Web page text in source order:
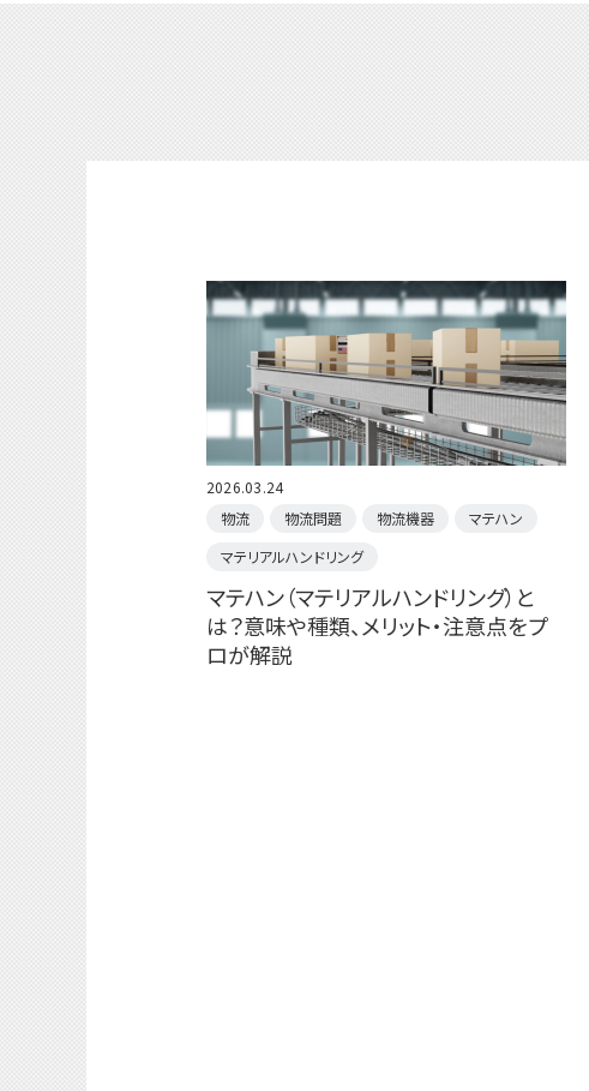
2026.03.24
物流
物流問題 物流機器
マテハン
マテリアルハンドリング
マテハン（マテリアルハンドリング）と
は？意味や種類、メリット・注意点をプ
ロが解説